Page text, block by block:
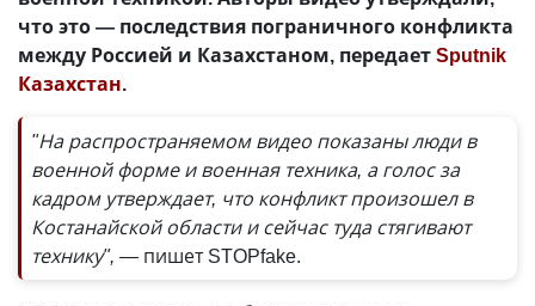
что это — последствия пограничного конфликта
между Россией и Казахстаном, передаетSputnik
Казахстан.
"На распространяемом видео показаны люди в
военной форме и военная техника, а голос за
кадром утверждает, что конфликт произошел в
Костанайской области и сейчас туда стягивают
технику", — пишет STOPfake.